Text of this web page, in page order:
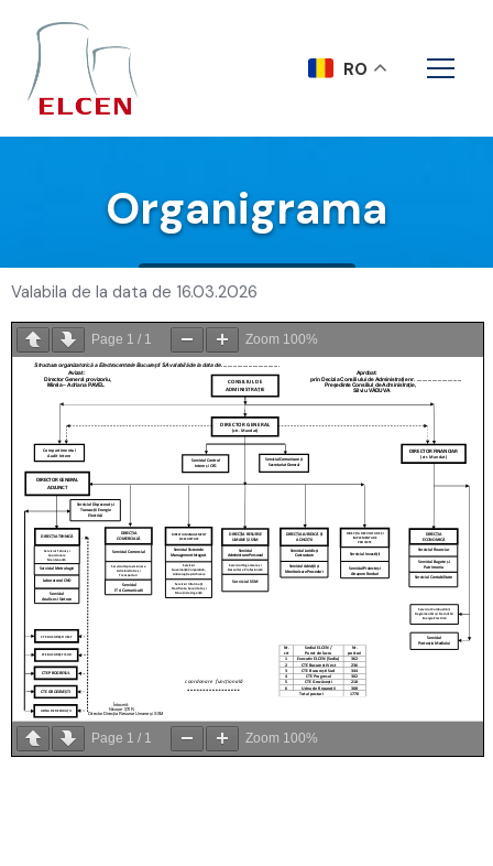
Organigrama
Acasa Organigrama
Valabila de la data de 16.03.2026
Page 1 / 1 Zoom 100%
Page 1 / 1 Zoom 100%
RO